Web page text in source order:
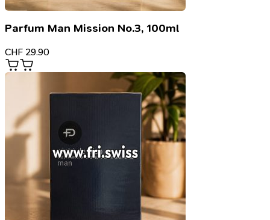
Parfum Man Mission No.3, 100ml
CHF 29.90